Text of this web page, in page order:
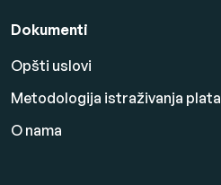
Dokumenti
Opšti uslovi
Metodologija istraživanja plata
O nama